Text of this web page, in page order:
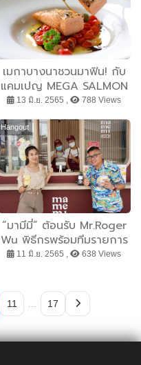
เมกาบางนาชวนมาฟิน! กับ
แคมเปญ MEGA SALMON
LOVERS ส่งต่อความอร่อย
ให้คนรักแซลมอน เพียงใช้
คะแนนเมกา สไมล์ รีวอร์ดส
แลกอิ่มได้แบบฟรีๆ
13 มิ.ย. 2565 , 788 Views
Hangout
“มามีมี่” ต้อนรับ Mr.Roger
Wu พิธีกรพร้อมทีมรายการ
TVB Hong Kong เยี่ยมชม
แฟชั่น มอลล์
11 มิ.ย. 2565 , 638 Views
11 17